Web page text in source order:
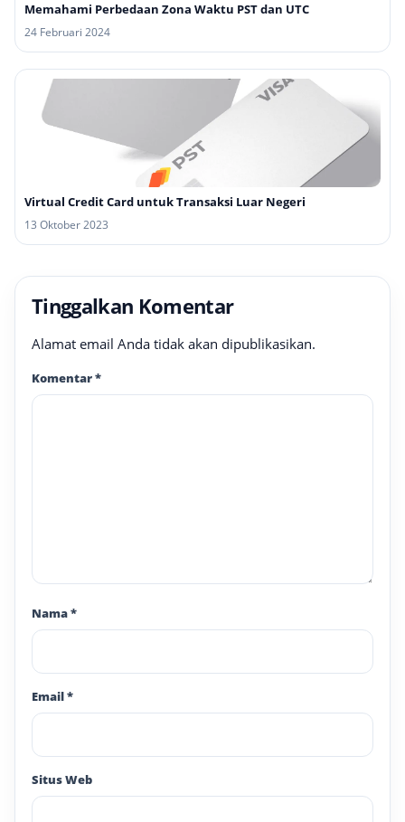
Memahami Perbedaan Zona Waktu PST dan UTC
24 Februari 2024
Virtual Credit Card untuk Transaksi Luar Negeri
13 Oktober 2023
Tinggalkan Komentar
Alamat email Anda tidak akan dipublikasikan.
Komentar*
Nama*
Email*
Situs Web